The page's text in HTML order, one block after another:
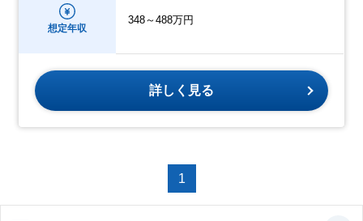
想定年収
348～488万円
詳しく見る
1